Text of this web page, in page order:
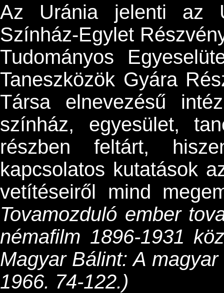
Az Uránia jelenti az
Színház-Egylet
Tudományos
Taneszközök Gyára
Társa elnevezésű
színház, egyesület,
részben feltárt,
kapcsolatos kutatások
vetítéseiről mind
Tovamozduló ember
némafilm 1896-1931
Magyar Bálint: A
1966. 74-122.)